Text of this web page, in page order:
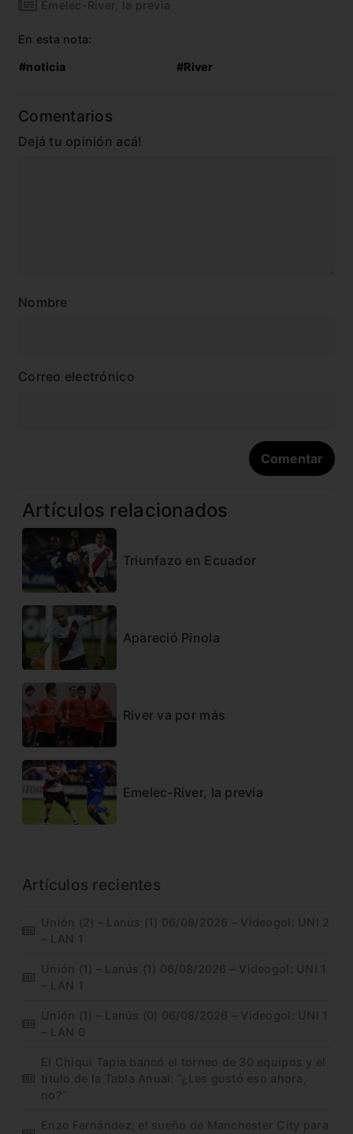
Emelec-River, la previa
En esta nota:
#noticia #River
Comentarios
Dejá tu opinión acá!
Nombre
Correo electrónico
Artículos relacionados
Triunfazo en Ecuador
Apareció Pinola
River va por más
Emelec-River, la previa
Artículos recientes
Unión (2) – Lanús (1) 06/08/2026 – Videogol: UNI 2
– LAN 1
Unión (1) – Lanús (1) 06/08/2026 – Videogol: UNI 1
– LAN 1
Unión (1) – Lanús (0) 06/08/2026 – Videogol: UNI 1
– LAN 0
El Chiqui Tapia bancó el torneo de 30 equipos y el
título de la Tabla Anual: “¿Les gustó eso ahora,
no?”
Enzo Fernández, el sueño de Manchester City para